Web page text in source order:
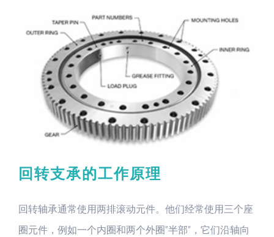
回转支承的工作原理
回转轴承通常使用两排滚动元件。他们经常使用三个座
圈元件，例如一个内圈和两个外圈“半部”，它们沿轴向